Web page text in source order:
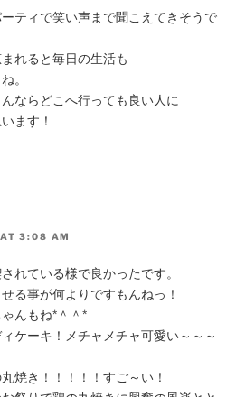
ティで笑い声まで聞こえてきそうで
れると毎日の生活も
。
ならどこへ行っても良い人に
ます！
3:08 AM
れている様で良かったです。
る事が何よりですもんねっ！
んもね*＾＾*
ケーキ！メチャメチャ可愛い～～～
焼き！！！！！すご～い！